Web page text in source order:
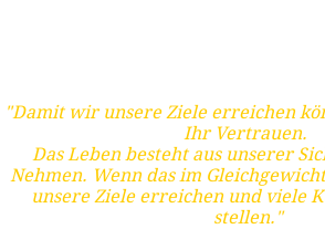
"Damit wir unsere Ziele erreichen
Ihr Vertrauen.
Das Leben besteht aus unserer
Nehmen. Wenn das im
unsere Ziele erreichen und viele
stellen."